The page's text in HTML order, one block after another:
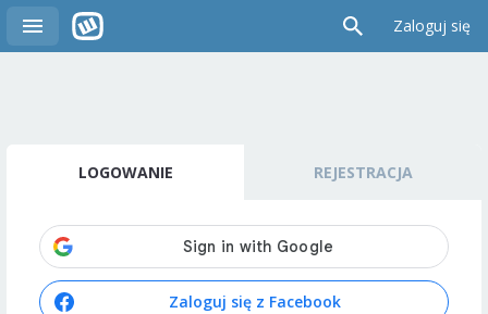
Zaloguj się
LOGOWANIE REJESTRACJA
Zaloguj się z Facebook